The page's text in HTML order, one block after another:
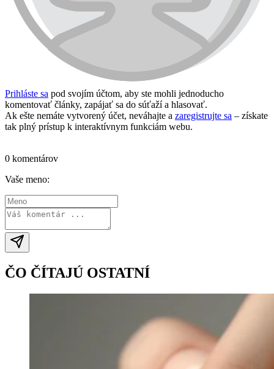
Prihláste sa pod svojím účtom, aby ste mohli jednoducho
komentovať články, zapájať sa do súťaží a hlasovať.
Ak ešte nemáte vytvorený účet, neváhajte a zaregistrujte sa – získate
tak plný prístup k interaktívnym funkciám webu.
0 komentárov
Vaše meno:
ČO ČÍTAJÚ OSTATNÍ